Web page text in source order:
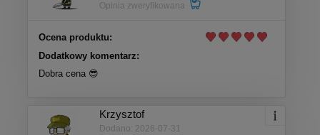
Opinia zweryfikowana
Ocena produktu:
Dodatkowy komentarz:
Dobra cena 😎
Krzysztof
Dodano: 2026-07-31